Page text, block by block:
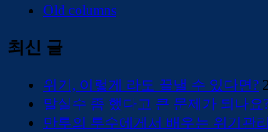
Old columns
최신 글
위기, 이렇게 라도 끝낼 수 있다면?
말실수 좀 했다고 큰 문제가 되나요
만루의 투수에게서 배우는 위기관리